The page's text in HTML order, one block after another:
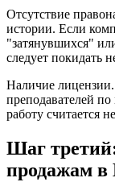
Отсутствие
истории. Если
"затянувшихся"
следует покидать
Наличие лицензии.
преподавателей
работу считается
Шаг
продажам в